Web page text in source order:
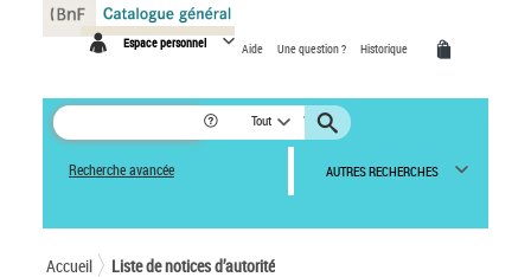
Espace personnel Aide Une question ? Historique
Tout
Recherche avancée AUTRES RECHERCHES
Accueil Liste de notices d’autorité
Panneau de gestion des cookies